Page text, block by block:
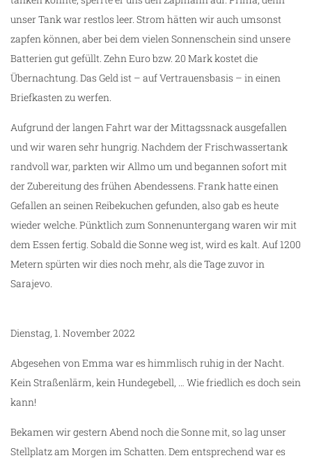
unser Tank war restlos leer. Strom hätten wir auch umsonst
zapfen können, aber bei dem vielen Sonnenschein sind unsere
Batterien gut gefüllt. Zehn Euro bzw. 20 Mark kostet die
Übernachtung. Das Geld ist – auf Vertrauensbasis – in einen
Briefkasten zu werfen.
Aufgrund der langen Fahrt war der Mittagssnack ausgefallen
und wir waren sehr hungrig. Nachdem der Frischwassertank
randvoll war, parkten wir Allmo um und begannen sofort mit
der Zubereitung des frühen Abendessens. Frank hatte einen
Gefallen an seinen Reibekuchen gefunden, also gab es heute
wieder welche. Pünktlich zum Sonnenuntergang waren wir mit
dem Essen fertig. Sobald die Sonne weg ist, wird es kalt. Auf 1200
Metern spürten wir dies noch mehr, als die Tage zuvor in
Sarajevo.
Dienstag, 1. November 2022
Abgesehen von Emma war es himmlisch ruhig in der Nacht.
Kein Straßenlärm, kein Hundegebell, … Wie friedlich es doch sein
kann!
Bekamen wir gestern Abend noch die Sonne mit, so lag unser
Stellplatz am Morgen im Schatten. Dem entsprechend war es